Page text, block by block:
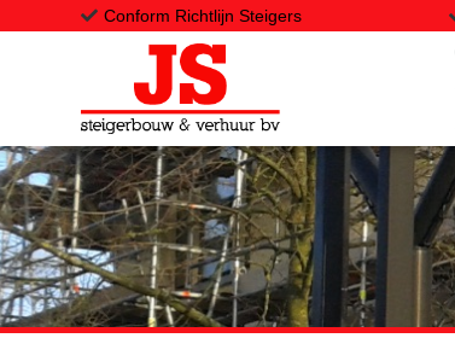
Onze steigers
Transport
Projecten
Conform Richtlijn Steigers